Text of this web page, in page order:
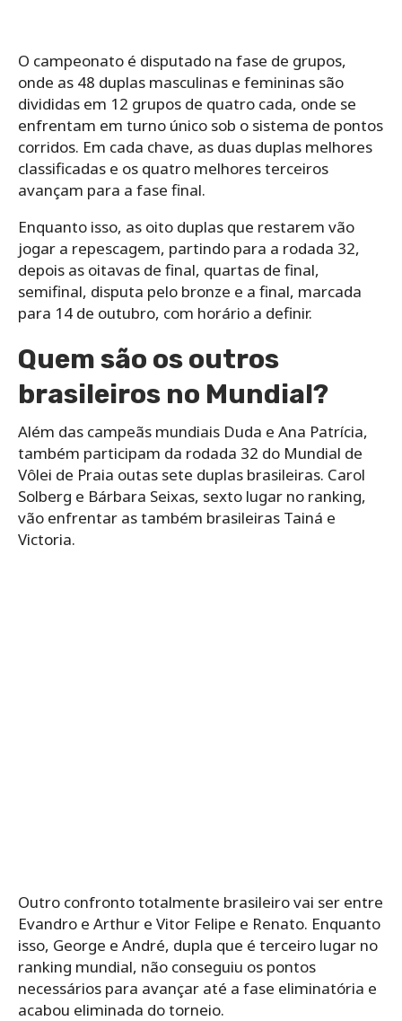
O campeonato é disputado na fase de grupos,
onde as 48 duplas masculinas e femininas são
divididas em 12 grupos de quatro cada, onde se
enfrentam em turno único sob o sistema de pontos
corridos. Em cada chave, as duas duplas melhores
classificadas e os quatro melhores terceiros
avançam para a fase final.
Enquanto isso, as oito duplas que restarem vão
jogar a repescagem, partindo para a rodada 32,
depois as oitavas de final, quartas de final,
semifinal, disputa pelo bronze e a final, marcada
para 14 de outubro, com horário a definir.
Quem são os outros
brasileiros no Mundial?
Além das campeãs mundiais Duda e Ana Patrícia,
também participam da rodada 32 do Mundial de
Vôlei de Praia outas sete duplas brasileiras. Carol
Solberg e Bárbara Seixas, sexto lugar no ranking,
vão enfrentar as também brasileiras Tainá e
Victoria.
Outro confronto totalmente brasileiro vai ser entre
Evandro e Arthur e Vitor Felipe e Renato. Enquanto
isso, George e André, dupla que é terceiro lugar no
ranking mundial, não conseguiu os pontos
necessários para avançar até a fase eliminatória e
acabou eliminada do torneio.